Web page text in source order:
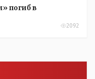
погиб в
2092